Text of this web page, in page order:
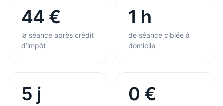
44 €
la séance après crédit
d’impôt
1 h
de séance ciblée à
domicile
5 j 0 €